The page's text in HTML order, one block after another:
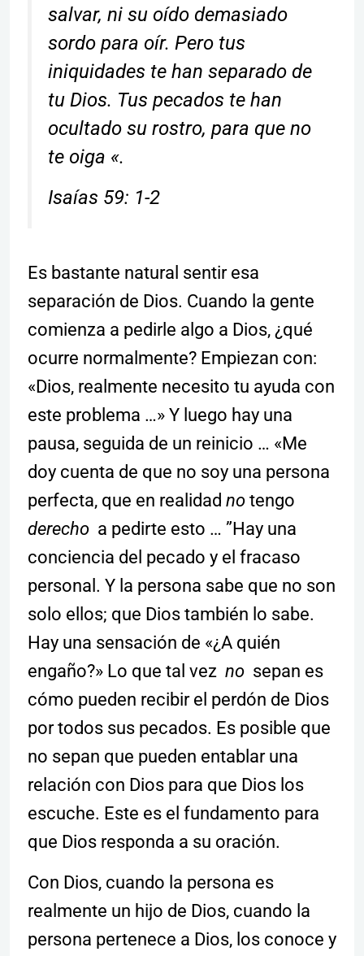
salvar, ni su oído demasiado
sordo para oír. Pero tus
iniquidades te han separado de
tu Dios. Tus pecados te han
ocultado su rostro, para que no
te oiga «.
Isaías 59: 1-2
Es bastante natural sentir esa
separación de Dios. Cuando la gente
comienza a pedirle algo a Dios, ¿qué
ocurre normalmente? Empiezan con:
«Dios, realmente necesito tu ayuda con
este problema …» Y luego hay una
pausa, seguida de un reinicio … «Me
doy cuenta de que no soy una persona
perfecta, que en realidad notengo
derechoa pedirte esto … ”Hay una
conciencia del pecado y el fracaso
personal. Y la persona sabe que no son
solo ellos; que Dios también lo sabe.
Hay una sensación de «¿A quién
engaño?» Lo que tal vez nosepan es
cómo pueden recibir el perdón de Dios
por todos sus pecados. Es posible que
no sepan que pueden entablar una
relación con Dios para que Dios los
escuche. Este es el fundamento para
que Dios responda a su oración.
Con Dios, cuando la persona es
realmente un hijo de Dios, cuando la
persona pertenece a Dios, los conoce y